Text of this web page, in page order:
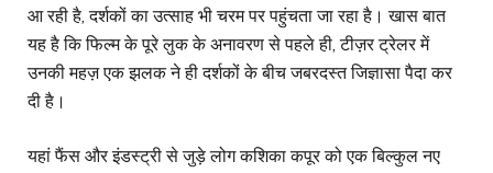
आ रही है, दर्शकों का उत्साह भी चरम पर पहुंचता जा रहा है। खास बात
यह है कि फिल्म के पूरे लुक के अनावरण से पहले ही, टीज़र ट्रेलर में
उनकी महज़ एक झलक ने ही दर्शकों के बीच जबरदस्त जिज्ञासा पैदा कर
दी है।
यहां फैंस और इंडस्ट्री से जुड़े लोग कशिका कपूर को एक बिल्कुल नए